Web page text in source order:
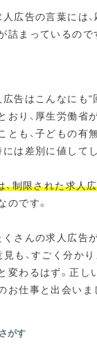
人広告の言葉には
詰まっているので
広告はこんなにも
おり、厚生労働省
とも、子どもの有
には差別に値して
、制限された求人
のです。
くさんの求人広告
見も、すごく分か
変わるはず。正し
お仕事と出会いま
がす